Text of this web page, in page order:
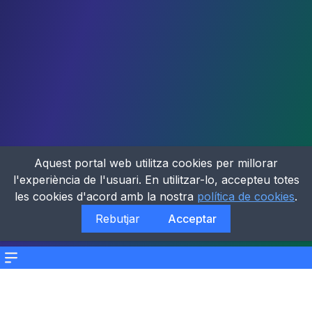
Menu
Aquest portal web utilitza cookies per millorar
l'experiència de l'usuari. En utilitzar-lo, accepteu totes
les cookies d'acord amb la nostra política de cookies.
Rebutjar
Acceptar